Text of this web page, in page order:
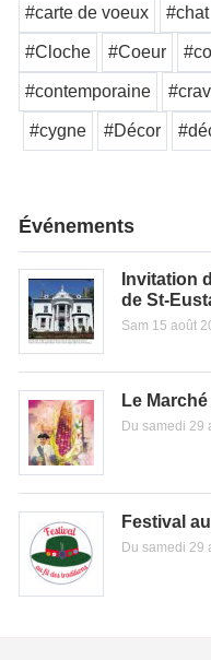
#carte de voeux #chat
#Cloche #Coeur
#contemporaine
#cygne #Décor
Événements
Invitation
de St-
Sam 15 août
Le
Du samedi 29
Festival
Du samedi 29